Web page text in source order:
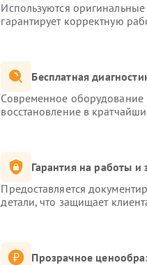
Используются
гарантирует корректную
Бесплатная
Современное оборудование
восстановление в
Гарантия на работы и
Предоставляется
детали, что защищает
Прозрачное